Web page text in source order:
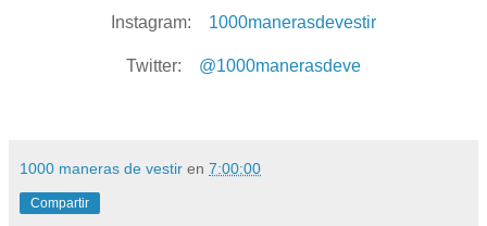
Instagram: 1000manerasdevestir
Twitter: @1000manerasdeve
1000 maneras de vestir en 7:00:00
Compartir